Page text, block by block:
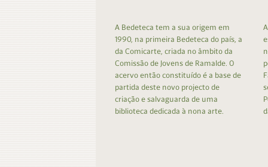
A Bedeteca tem a sua origem em
1990, na primeira Bedeteca do país, a
da Comicarte, criada no âmbito da
Comissão de Jovens de Ramalde. O
acervo então constituído é a base de
partida deste novo projecto de
criação e salvaguarda de uma
biblioteca dedicada à nona arte.